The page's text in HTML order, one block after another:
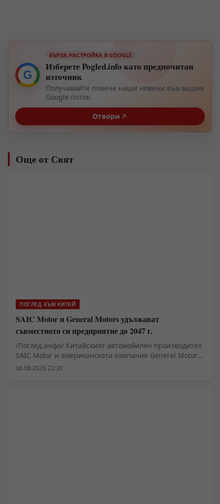
G
БЪРЗА НАСТРОЙКА В GOOGLE
Изберете Pogled.info като предпочитан
източник
Получавайте повече наши новини във вашия
Google поток.
Отвори
Още от Свят
ПОГЛЕД КЪМ КИТАЙ
SAIC Motor и General Motors удължават
съвместното си предприятие до 2047 г.
/Поглед.инфо/ Китайският автомобилен производител
SAIC Motor и американската компания General Motors
(GM) подписаха споразумение за удължаване на
06.08.2026 22:30